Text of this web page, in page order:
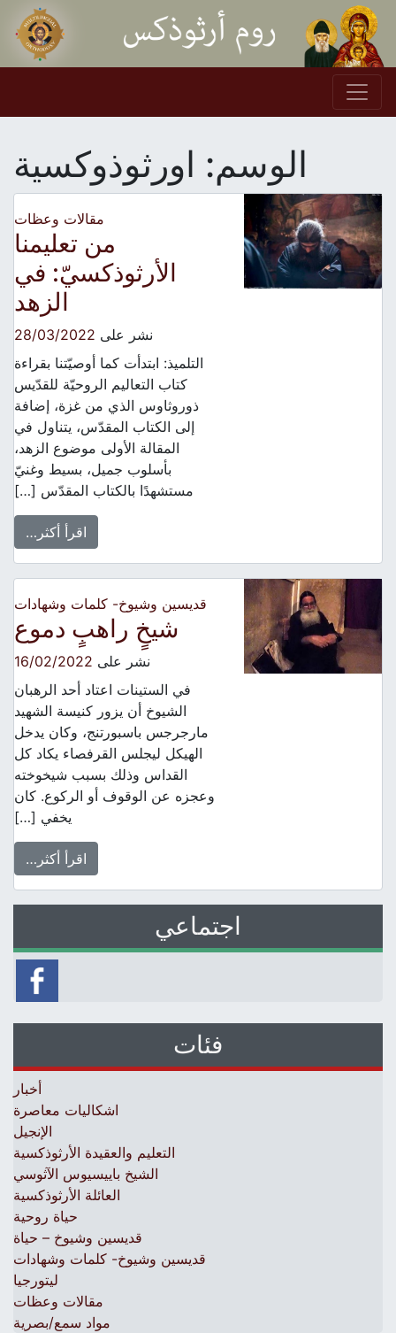
Skip to content
Main Navigation
الوسم:اورثوذوكسية
مقالات وعظات
من تعليمنا
الأرثوذكسيّ: في
الزهد
نشر على28/03/2022
التلميذ: ابتدأت كما أوصيّتنا بقراءة
كتاب التعاليم الروحيّة للقدّيس
ذوروثاوس الذي من غزة، إضافة
إلى الكتاب المقدّس، يتناول في
المقالة الأولى موضوع الزهد،
بأسلوب جميل، بسيط وغنيّ
مستشهدًا بالكتاب المقدّس […]
اقرأ أكثر…
قديسين وشيوخ- كلمات وشهادات
شيخٍ راهبٍ دموع
نشر على16/02/2022
في الستينات اعتاد أحد الرهبان
الشيوخ أن يزور كنيسة الشهيد
مارجرجس باسبورتنج، وكان يدخل
الهيكل ليجلس القرفصاء يكاد كل
القداس وذلك بسبب شيخوخته
وعجزه عن الوقوف أو الركوع. كان
يخفي […]
اقرأ أكثر…
اجتماعي
فئات
أخبار
اشكاليات معاصرة
الإنجيل
التعليم والعقيدة الأرثوذكسية
الشيخ باييسيوس الآثوسي
العائلة الأرثوذكسية
حياة روحية
قديسين وشيوخ – حياة
قديسين وشيوخ- كلمات وشهادات
ليتورجيا
مقالات وعظات
مواد سمع/بصرية